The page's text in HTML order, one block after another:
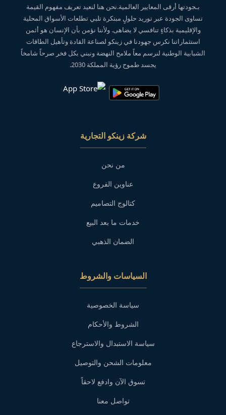
بـجودتها أرقى المعايير العالمية.نحن هنا لنعيد تعريف مفهوم القيمة
تساوى الجودة عبر توريد حلولٍ مبتكرة تلبي تطلعات الأسواق المحلية
والإقليمية بذكاءٍ تنافسي لا يضاهى. ولأننا نؤمن بأن الإنسان هو أثمن
استثماراتنا نكرس جهودنا في زينكو لصناعة القادة وتأهيل الطاقات
الشبابية الوطنية لنرسم معاً ملامح النهضة ونبني بكل فخر صرحاً شامخاً
يجسد طموح رؤية المملكة 2030.
شركة زينكو التجارية
من نحن
عناوين الفروع
كتالوج التصاميم
خدمات ما بعد البيع
الضمان الذهبي
السياسات والشروط
سياسة الخصوصية
الشروط والأحكام
سياسة الاستبدال والاسترجاع
معلومات الشحن والتوصيل
تسوق الآن وادفع لاحقاً
تواصل معنا